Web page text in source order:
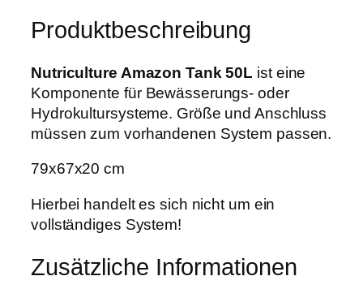
s
w
a
r
:
5
9
,
0
4
7
1
9
€
e
m
a
z
o
T
n
k
5
0
Produktbeschreibung
Nutriculture Amazon Tank 50L ist eine
Komponente für Bewässerungs- oder
Hydrokultursysteme. Größe und Anschluss
müssen zum vorhandenen System passen.
79x67x20 cm
Hierbei handelt es sich nicht um ein
vollständiges System!
Zusätzliche Informationen